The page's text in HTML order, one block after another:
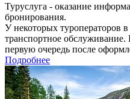
Туруслуга - оказание
бронирования.
У некоторых туроператоров
транспортное обслуживание.
первую очередь после
Подробнее